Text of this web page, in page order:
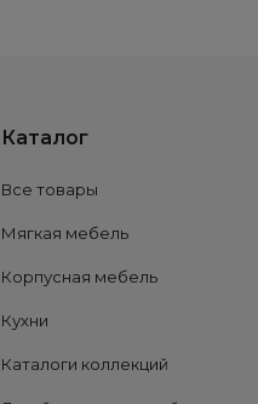
Каталог
Все товары
Мягкая мебель
Корпусная мебель
Кухни
Каталоги коллекций